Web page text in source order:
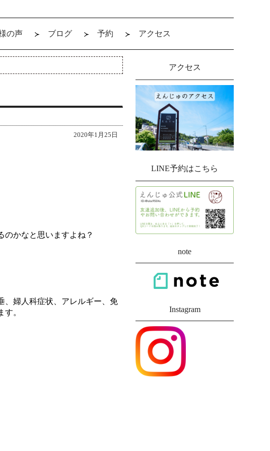
の声 ブログ 予約 アクセス
2020年1月25日
かなと思いますよね？
、婦人科症状、アレルギー、免
。
アクセス
LINE予約はこちら
note
Instagram